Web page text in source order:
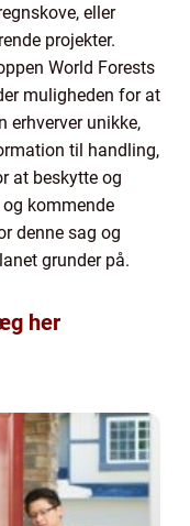
eller
projekter.
World Forests
muligheden for at
erhverver unikke,
til handling,
at beskytte og
kommende
denne sag og
grunder på.
her